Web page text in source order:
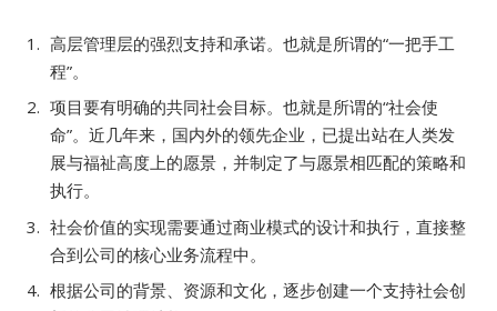
高层管理层的强烈支持和承诺。也就是所谓的“一把手工
程”。
项目要有明确的共同社会目标。也就是所谓的“社会使
命”。近几年来，国内外的领先企业，已提出站在人类发
展与福祉高度上的愿景，并制定了与愿景相匹配的策略和
执行。
社会价值的实现需要通过商业模式的设计和执行，直接整
合到公司的核心业务流程中。
根据公司的背景、资源和文化，逐步创建一个支持社会创